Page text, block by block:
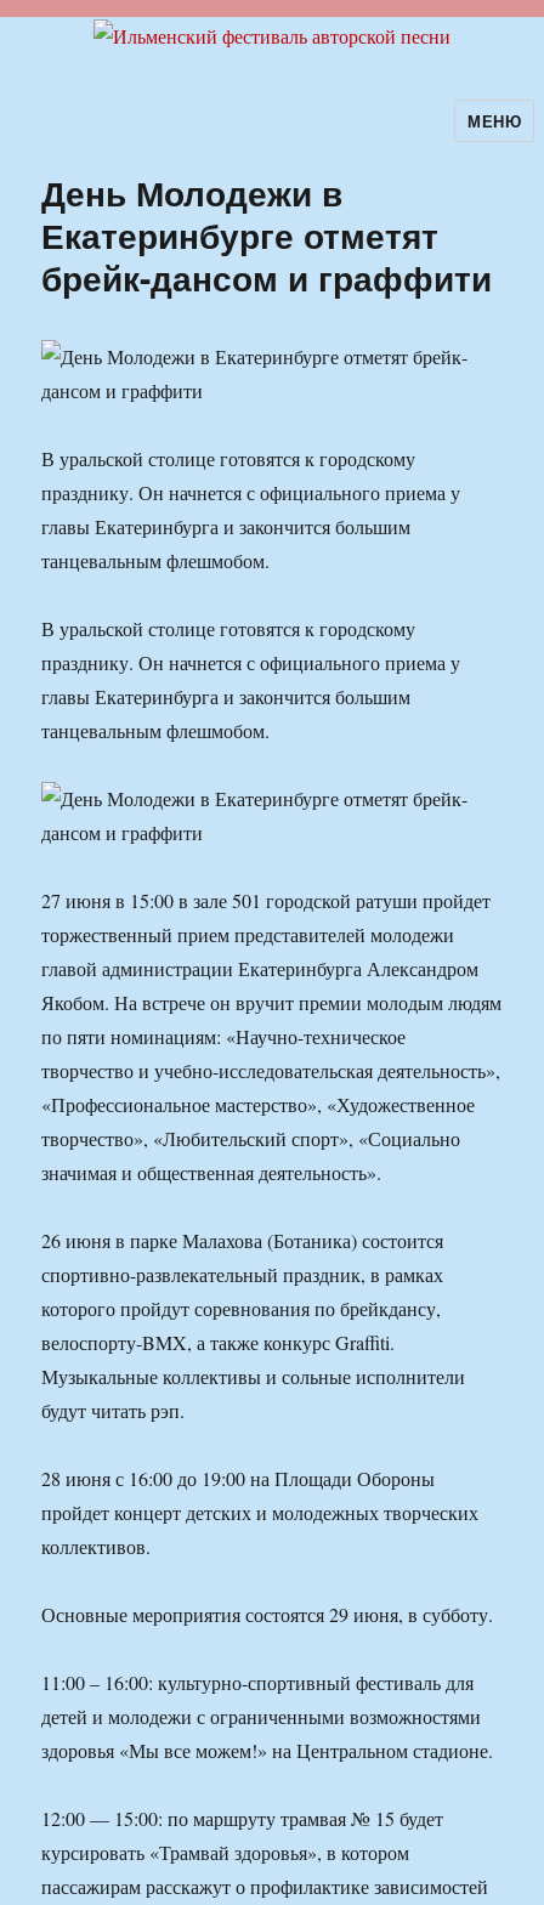
Ильменский фестиваль авторскойМЕНЮ
День Молодежи в
Екатеринбурге отметят
брейк-дансом и граффити
В уральской столице готовятся к городскому
празднику. Он начнется с официального приема у
главы Екатеринбурга и закончится большим
танцевальным флешмобом.
В уральской столице готовятся к городскому
празднику. Он начнется с официального приема у
главы Екатеринбурга и закончится большим
танцевальным флешмобом.
27 июня в 15:00 в зале 501 городской ратуши пройдет
торжественный прием представителей молодежи
главой администрации Екатеринбурга Александром
Якобом. На встрече он вручит премии молодым людям
по пяти номинациям: «Научно-техническое
творчество и учебно-исследовательская деятельность»,
«Профессиональное мастерство», «Художественное
творчество», «Любительский спорт», «Социально
значимая и общественная деятельность».
26 июня в парке Малахова (Ботаника) состоится
спортивно-развлекательный праздник, в рамках
которого пройдут соревнования по брейкдансу,
велоспорту-BMX, а также конкурс Graffiti.
Музыкальные коллективы и сольные исполнители
будут читать рэп.
28 июня с 16:00 до 19:00 на Площади Обороны
пройдет концерт детских и молодежных творческих
коллективов.
Основные мероприятия состоятся 29 июня, в субботу.
11:00 – 16:00: культурно-спортивный фестиваль для
детей и молодежи с ограниченными возможностями
здоровья «Мы все можем!» на Центральном стадионе.
12:00 — 15:00: по маршруту трамвая № 15 будет
курсировать «Трамвай здоровья», в котором
пассажирам расскажут о профилактике зависимостей